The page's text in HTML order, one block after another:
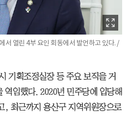
서 열린 4부 요인 회동에서 발언하고 있다. /
기획조정실장 등 주요 보직을 거
역임했다. 2020년 민주당에 입당해
, 최근까지 용산구 지역위원장으로